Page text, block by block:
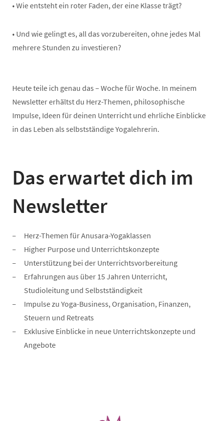
• Wie entsteht ein roter Faden, der eine Klasse trägt?
• Und wie gelingt es, all das vorzubereiten, ohne jedes Mal
mehrere Stunden zu investieren?
Heute teile ich genau das – Woche für Woche. In meinem
Newsletter erhältst du Herz-Themen, philosophische
Impulse, Ideen für deinen Unterricht und ehrliche Einblicke
in das Leben als selbstständige Yogalehrerin.
Das erwartet dich im
Newsletter
Herz-Themen für Anusara-Yogaklassen
Higher Purpose und Unterrichtskonzepte
Unterstützung bei der Unterrichtsvorbereitung
Erfahrungen aus über 15 Jahren Unterricht,
Studioleitung und Selbstständigkeit
Impulse zu Yoga-Business, Organisation, Finanzen,
Steuern und Retreats
Exklusive Einblicke in neue Unterrichtskonzepte und
Angebote